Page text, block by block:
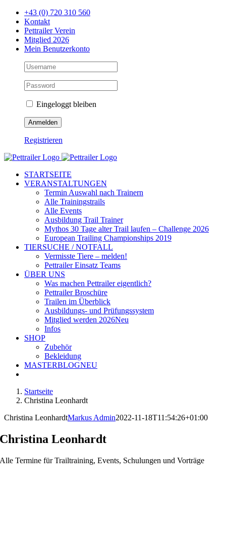
Zum
Inhalt
springen
+43 (0) 720 310 560
Kontakt
Pettrailer Verein
Mitglied 2026
Mein Benutzerkonto
Eingeloggt bleiben
Registrieren
Facebook
X
YouTube
Instagram
STARTSEITE
VERANSTALTUNGEN
Termin Auswahl nach Trainern
Alle Trainingstrails
Alle Events
Ausbildung Trail Trainer
Mythos 30 Tage alter Trail laufen – Challenge 2026
European Trailing Championships 2019
TIERSUCHE / NOTFALL
Vermisste Tiere – melden!
Pettrailer Einsatz Teams
ÜBER UNS
Was machen Pettrailer eigentlich?
Pettrailer Broschüre
Trailen im Überblick
Ausbildungs- und Prüfungssystem
Mitglied werden 2026Neu
Infos
SHOP
Zubehör
Bekleidung
MASTERBLOGNEU
Startseite
Christina Leonhardt
Christina LeonhardtMarkus Admin2022-11-18T11:54:26+01:00
Christina Leonhardt
Alle Termine für Trailtraining, Events, Schulungen und Vorträge